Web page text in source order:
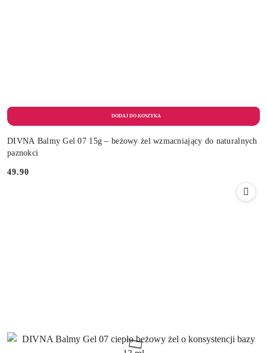
DIVNA Balmy Gel 07 15g – beżowy żel wzmacniający do naturalnych
paznokci
Cena:
49.90